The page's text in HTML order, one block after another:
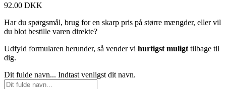
92.00 DKK
Har du spørgsmål, brug for en skarp pris på større mængder, eller vil
du blot bestille varen direkte?
Udfyld formularen herunder, så vender vi hurtigst muligt tilbage til
dig.
Dit fulde navn... Indtast venligst dit navn.